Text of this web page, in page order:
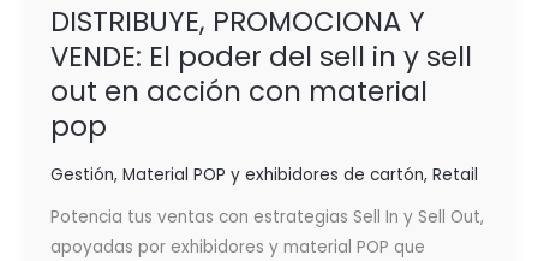
DISTRIBUYE, PROMOCIONA Y
VENDE: El poder del sell in y sell
out en acción con material
pop
Gestión, Material POP y exhibidores de cartón, Retail
Potencia tus ventas con estrategias Sell In y Sell Out,
apoyadas por exhibidores y material POP que